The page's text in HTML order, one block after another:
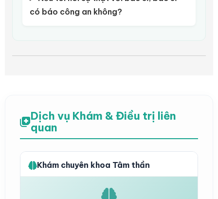
có báo công an không?
Dịch vụ Khám & Điều trị liên
quan
Khám chuyên khoa Tâm thần